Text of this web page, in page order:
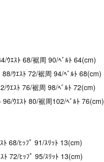
ｳｴｽﾄ 68/裾周 90/ﾍﾞﾙﾄ 64(cm)
ｳｴｽﾄ 72/裾周 94/ﾍﾞﾙﾄ 68(cm)
ｳｴｽﾄ 76/裾周 98/ﾍﾞﾙﾄ 72(cm)
ｳｴｽﾄ 80/裾周102/ﾍﾞﾙﾄ 76(cm)
68/ﾋｯﾌﾟ 91/ｽﾘｯﾄ 13(cm)
ﾄ 72/ﾋｯﾌﾟ 95/ｽﾘｯﾄ 13(cm)